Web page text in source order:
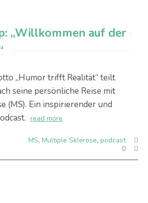
„Willkommen auf der
„Humor trifft Realität“ teilt
seine persönliche Reise mit
(MS). Ein inspirierender und
read more
MS, Multiple Sklerose, podcast
0